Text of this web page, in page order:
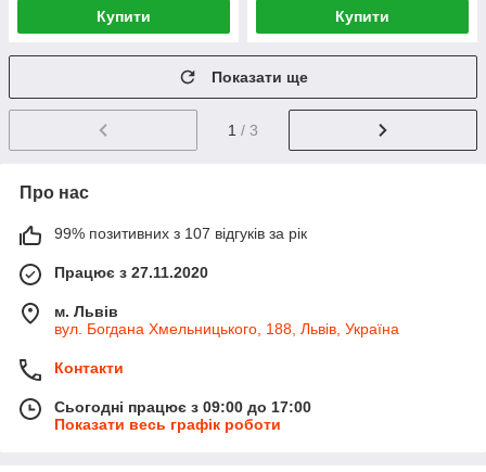
Купити Купити
Показати ще
1 / 3
Про нас
99% позитивних з 107 відгуків за рік
Працює з 27.11.2020
м. Львів
вул. Богдана Хмельницького, 188, Львів, Україна
Контакти
Сьогодні працює з 09:00 до 17:00
Показати весь графік роботи